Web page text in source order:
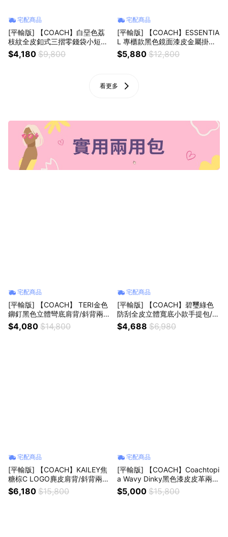
宅配商品
[平輸版] 【COACH】白堊色荔
枝紋全皮釦式三摺零錢袋小短夾
真品平輸
$4,180 $9,800
宅配商品
[平輸版] 【COACH】ESSENTIA
L 專櫃款黑色鏡面漆皮金屬掛件
裝飾翻蓋卡夾 真品平輸
$5,880 $12,800
看更多
宅配商品
[平輸版] 【COACH】 TERI金色
鉚釘黑色立體彎底肩背/斜背兩用
小包 真品平輸
$4,080 $14,800
宅配商品
[平輸版] 【COACH】碧璽綠色
防刮全皮立體寬底小款手提包/肩
背包/斜背包/兩用包/水餃包/船型
包 真品平輸
$4,688 $6,980
宅配商品
[平輸版] 【COACH】KAILEY焦
糖棕C LOGO麂皮肩背/斜背兩用
包 真品平輸
$6,180 $15,800
宅配商品
[平輸版] 【COACH】Coachtopi
a Wavy Dinky黑色漆皮皮革兩用
包/斜背包/肩背包/腋下包/波浪包
真品平輸
$5,000 $15,800